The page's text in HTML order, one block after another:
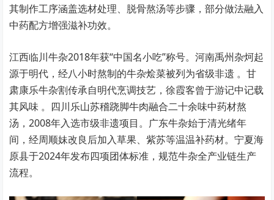
其制作工序涵盖选材处理、脱骨熬汤等步骤，部分做法融入
中药配方增强滋补功效。
江西临川牛杂2018年获“中国名小吃”称号。河南禹州杂炣起
源于明代，经八小时熬制的牛杂烩菜被列为省级非遗 。甘
肃康乐牛杂割传承自明代烹调技艺，徐霞客曾于游记中记载
其风味 。四川乐山苏稽跷脚牛肉融合二十余味中药材熬
汤，2008年入选市级非遗项目。广东牛杂始于清光绪年
间，经周顺妹改良后加入草果、紫苏等温温补药材。宁夏海
原县于2024年发布四项团体标准，规范牛杂全产业链生产
流程。